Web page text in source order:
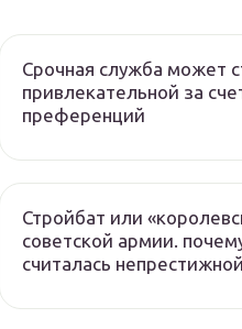
Срочная служба может
привлекательной за
преференций
Стройбат или
советской армии.
считалась